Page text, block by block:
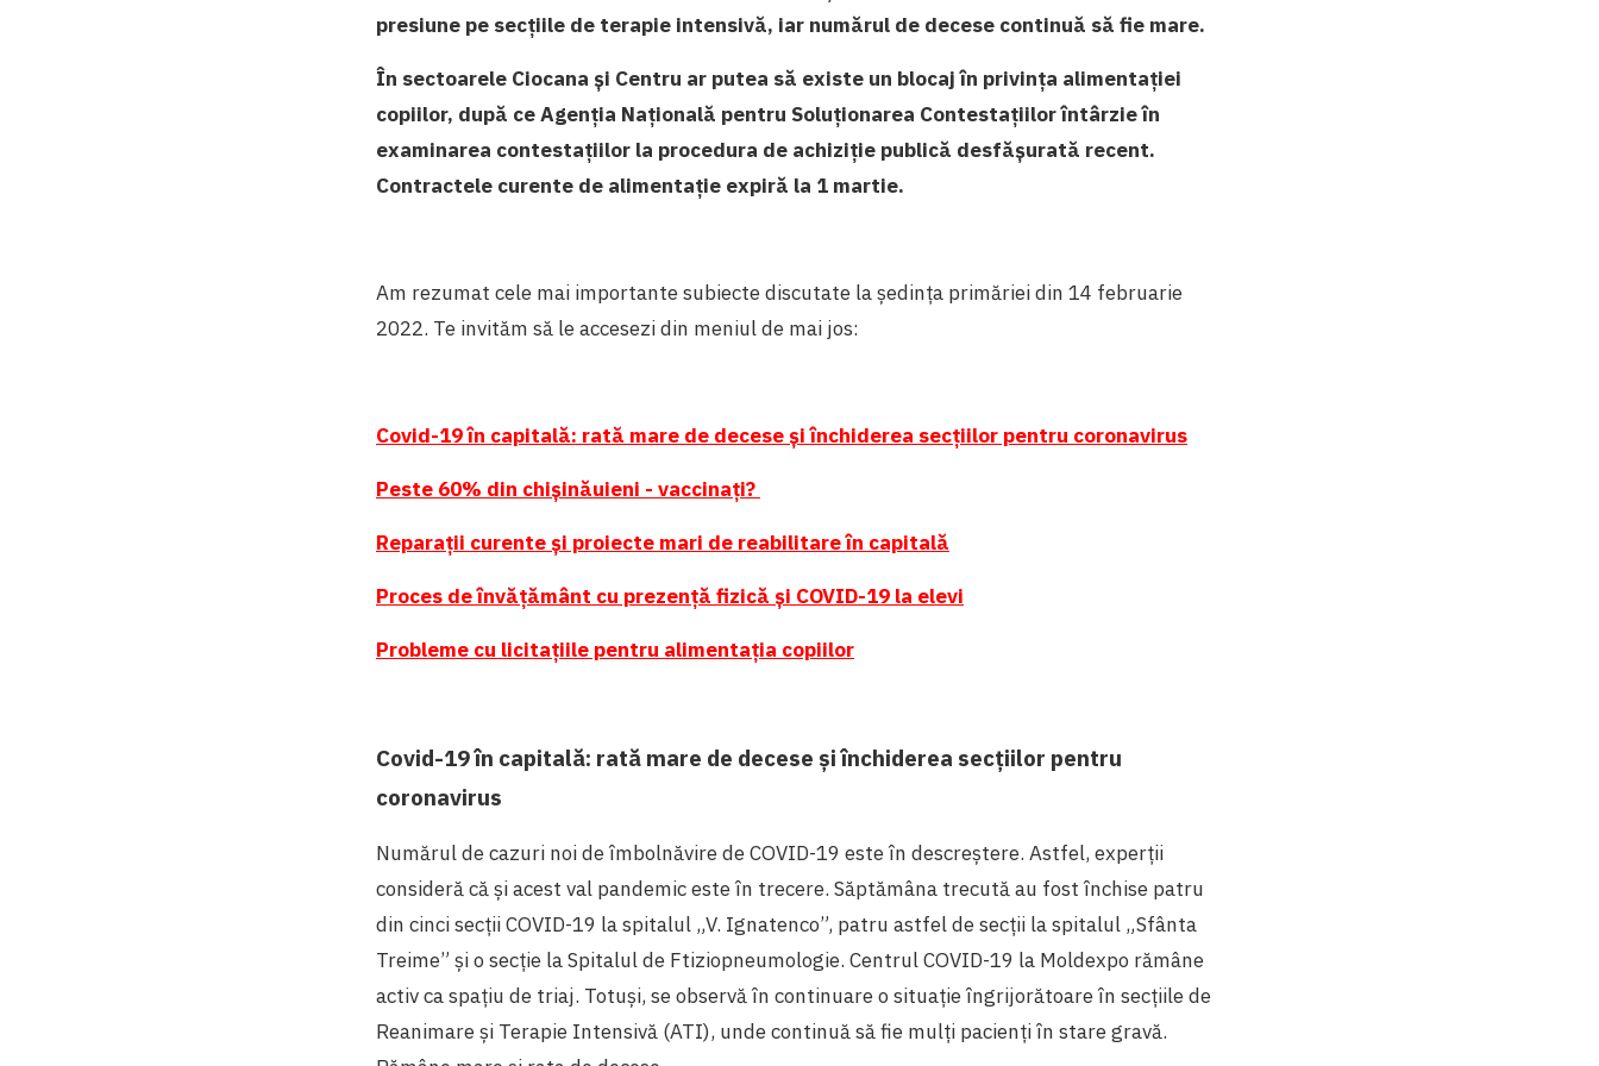
presiune pe secțiile de terapie intensivă, iar numărul de decese continuă să fie mare.
În sectoarele Ciocana și Centru ar putea să existe un blocaj în privința alimentației
copiilor, după ce Agenția Națională pentru Soluționarea Contestațiilor întârzie în
examinarea contestațiilor la procedura de achiziție publică desfășurată recent.
Contractele curente de alimentație expiră la 1 martie.
Am rezumat cele mai importante subiecte discutate la ședința primăriei din 14 februarie
2022. Te invităm să le accesezi din meniul de mai jos:
Covid-19 în capitală: rată mare de decese și închiderea secțiilor pentru coronavirus
Peste 60% din chișinăuieni - vaccinați?
Reparații curente și proiecte mari de reabilitare în capitală
Proces de învățământ cu prezență fizică și COVID-19 la elevi
Probleme cu licitațiile pentru alimentația copiilor
Covid-19 în capitală: rată mare de decese și închiderea secțiilor pentru
coronavirus
Numărul de cazuri noi de îmbolnăvire de COVID-19 este în descreștere. Astfel, experții
consideră că și acest val pandemic este în trecere. Săptămâna trecută au fost închise patru
din cinci secții COVID-19 la spitalul „V. Ignatenco”, patru astfel de secții la spitalul „Sfânta
Treime” și o secție la Spitalul de Ftiziopneumologie. Centrul COVID-19 la Moldexpo rămâne
activ ca spațiu de triaj. Totuși, se observă în continuare o situație îngrijorătoare în secțiile de
Reanimare și Terapie Intensivă (ATI), unde continuă să fie mulți pacienți în stare gravă.